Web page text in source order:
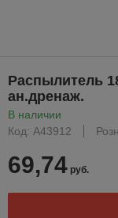
Распылитель
ан.дренаж.
В наличии
Код: A43912
69,74 руб.